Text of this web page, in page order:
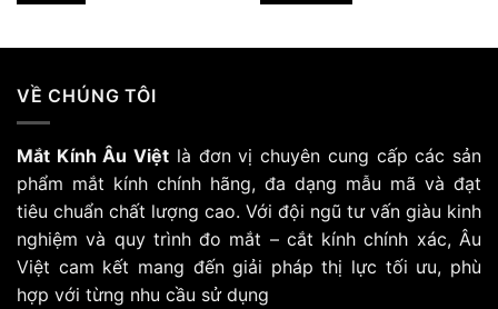
1.602.000 ₫.
có
nhiều
thể.
Các
tùy
chọn
có
thể
được
₫.
VỀ CHÚNG TÔI
Mắt Kính Âu Việt là đơn vị chuyên cung cấp các sản
phẩm mắt kính chính hãng, đa dạng mẫu mã và đạt
tiêu chuẩn chất lượng cao. Với đội ngũ tư vấn giàu kinh
nghiệm và quy trình đo mắt – cắt kính chính xác, Âu
Việt cam kết mang đến giải pháp thị lực tối ưu, phù
hợp với từng nhu cầu sử dụng